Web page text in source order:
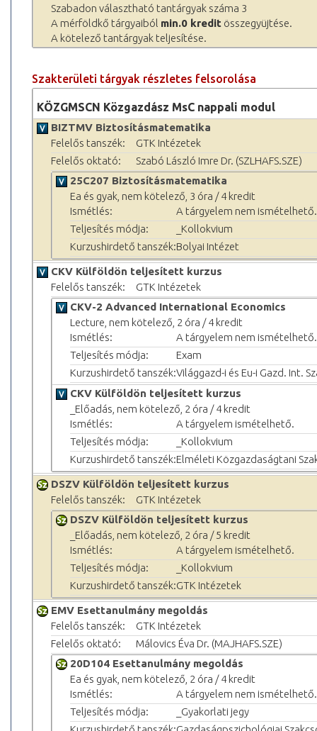
Szabadon választható tantárgyak száma 3
A mérföldkő tárgyaiból min.0 kredit összegyüjtése.
A kötelező tantárgyak teljesítése.
Szakterületi tárgyak részletes felsorolása
KÖZGMSCN Közgazdász MsC nappali modul
BIZTMV Biztosításmatematika
Felelős tanszék:
GTK Intézetek
Felelős oktató:
Szabó László Imre Dr. (SZLHAFS.SZE)
25C207 Biztosításmatematika
Ea és gyak, nem kötelező, 3 óra / 4 kredit
Ismétlés:
A tárgyelem nem ismételhető.
Teljesítés módja:
_Kollokvium
Kurzushirdető tanszék:Bolyai Intézet
CKV Külföldön teljesített kurzus
Felelős tanszék:
GTK Intézetek
CKV-2 Advanced International Economics
Lecture, nem kötelező, 2 óra / 4 kredit
Ismétlés:
A tárgyelem nem ismételhető.
Teljesítés módja:
Exam
Kurzushirdető tanszék:Világgazd-i és Eu-i Gazd. Int.
CKV Külföldön teljesített kurzus
_Előadás, nem kötelező, 2 óra / 4 kredit
Ismétlés:
A tárgyelem ismételhető.
Teljesítés módja:
_Kollokvium
Kurzushirdető tanszék:Elméleti Közgazdaságtani
DSZV Külföldön teljesített kurzus
Felelős tanszék:
GTK Intézetek
DSZV Külföldön teljesített kurzus
_Előadás, nem kötelező, 2 óra / 5 kredit
Ismétlés:
A tárgyelem ismételhető.
Teljesítés módja:
_Kollokvium
Kurzushirdető tanszék:GTK Intézetek
EMV Esettanulmány megoldás
Felelős tanszék:
GTK Intézetek
Felelős oktató:
Málovics Éva Dr. (MAJHAFS.SZE)
20D104 Esettanulmány megoldás
Ea és gyak, nem kötelező, 2 óra / 4 kredit
Ismétlés:
A tárgyelem nem ismételhető.
Teljesítés módja:
_Gyakorlati jegy